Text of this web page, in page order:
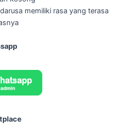
memiliki rasa yang terasa